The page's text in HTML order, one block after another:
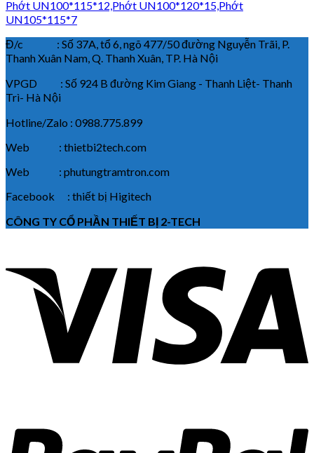
Phớt UN100*115*12,Phớt UN100*120*15,Phớt
UN105*115*7
Đ/c : Số 37A, tổ 6, ngõ 477/50 đường Nguyễn Trãi, P.
Thanh Xuân Nam, Q. Thanh Xuân, TP. Hà Nội
VPGD : Số 924 B đường Kim Giang - Thanh Liệt- Thanh
Trì- Hà Nội
Hotline/Zalo : 0988.775.899
Web : thietbi2tech.com
Web : phutungtramtron.com
Facebook : thiết bị Higitech
CÔNG TY CỔ PHẦN THIẾT BỊ 2-TECH